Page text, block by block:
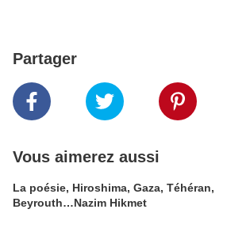
Partager
Vous aimerez aussi
La poésie, Hiroshima, Gaza, Téhéran,
Beyrouth…Nazim Hikmet